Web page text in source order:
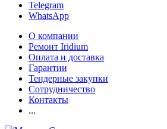
Telegram
WhatsApp
О компании
Ремонт Iridium
Оплата и доставка
Гарантии
Тендерные закупки
Сотрудничество
Контакты
...